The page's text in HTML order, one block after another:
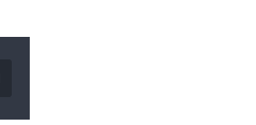
Email